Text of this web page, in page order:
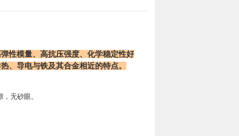
性模量、高抗压强度、化学稳定性好
、导电与铁及其合金相近的特点。
，无砂眼 。